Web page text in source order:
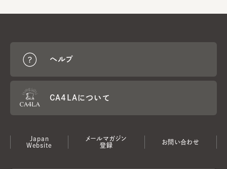
ヘルプ
CA4LAについて
Japan
Website
メールマガジン
登録
お問い合わせ